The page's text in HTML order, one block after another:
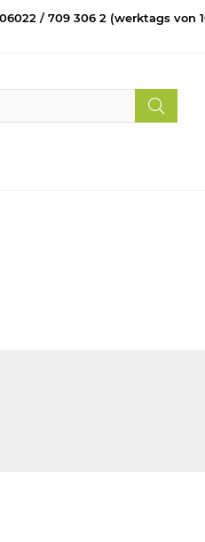
06022 / 709 306 2 (werktags von